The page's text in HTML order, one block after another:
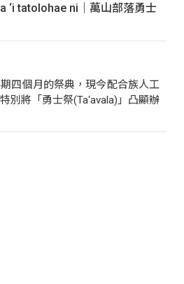
‘i tatolohae ni｜萬山部落勇士
四個月的祭典，現今配合族人工
別將「勇士祭(Ta‘avala)」凸顯辦